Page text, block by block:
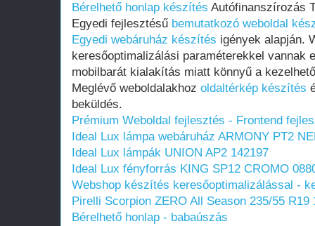
Bérelhető honlap készítés Autófinanszírozás
Egyedi fejlesztésű bemutatkozó weboldal
Egyedi webáruház készítés igények alapján.
keresőoptimalizálási paraméterekkel vannak
mobilbarát kialakítás miatt könnyű a
Meglévő weboldalakhoz oldaltérkép készítés
beküldés.
Prémium Weboldal fejlesztés‎ - Frontend
Ideal Lux lámpa webáruház ARMONY PT2
Ideal Lux lámpák UNION AP2 142197
Ideal Lux fényforrás KING SP12 CROMO
Webshop készítés keresőoptimalizálással -
Pirelli Scorpion ZERO All Season 235/55 R19
Bérelhető honlap - babaúszás